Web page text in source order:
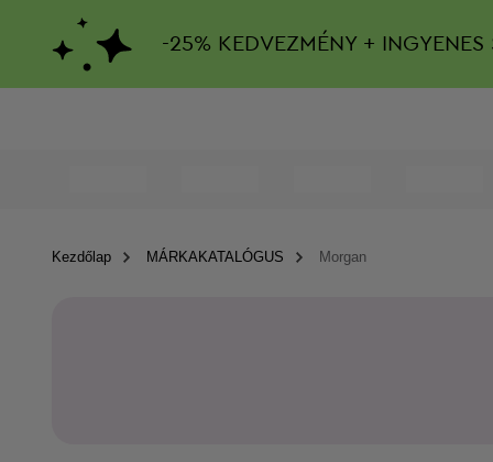
-25% KEDVEZMÉNY + INGYENES
Kezdőlap MÁRKAKATALÓGUS Morgan